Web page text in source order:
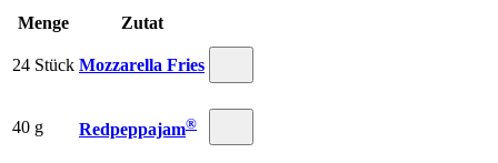
Menge Zutat
24 Stück Mozzarella Fries
40 g Redpeppajam®